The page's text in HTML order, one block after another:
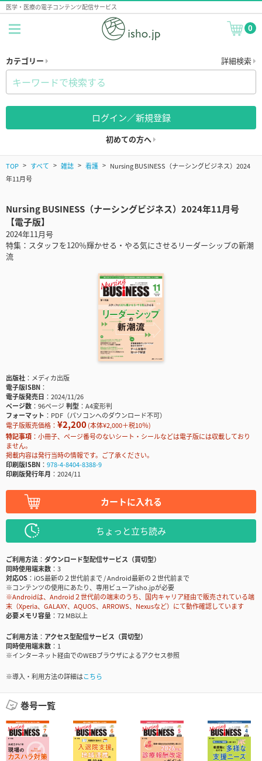
医学・医療の電子コンテンツ配信サービス
0
カテゴリー 詳細検索
ログイン／新規登録
初めての方へ
TOP すべて 雑誌 看護
Nursing BUSINESS（ナーシングビジネス）2024
年11月号
Nursing BUSINESS（ナーシングビジネス）2024年11月号
【電子版】
2024年11月号
特集：スタッフを120％輝かせる・やる気にさせるリーダーシップの新潮
流
出版社
メディカ出版
電子版ISBN
電子版発売日
2024/11/26
ページ数
96ページ判型
A4変形判
フォーマット
PDF（パソコンへのダウンロード不可）
電子版販売価格： ¥2,200(本体¥2,000＋税10％)
特記事項
小冊子、ページ番号のないシート・シールなどは電子版には収載しており
ません。
掲載内容は発行当時の情報です。ご了承ください。
印刷版ISBN
978-4-8404-8388-9
印刷版発行年月
2024/11
カートに入れる
ちょっと立ち読み
ご利用方法
ダウンロード型配信サービス（買切型）
同時使用端末数
3
対応OS
iOS最新の２世代前まで / Android最新の２世代前まで
※コンテンツの使用にあたり、専用ビューアisho.jpが必要
※Androidは、Android２世代前の端末のうち、国内キャリア経由で販売されている端
末（Xperia、GALAXY、AQUOS、ARROWS、Nexusなど）にて動作確認しています
必要メモリ容量
72 MB以上
ご利用方法
アクセス型配信サービス（買切型）
同時使用端末数
1
※インターネット経由でのWEBブラウザによるアクセス参照
※導入・利用方法の詳細はこちら
巻号一覧